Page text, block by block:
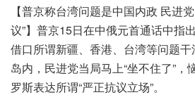
【普京称台湾问题是中国内政 民进
议”】普京15日在中俄元首通话中指
借口所谓新疆、香港、台湾等问题
岛内，民进党当局马上“坐不住了”，
罗斯表达所谓“严正抗议立场”。